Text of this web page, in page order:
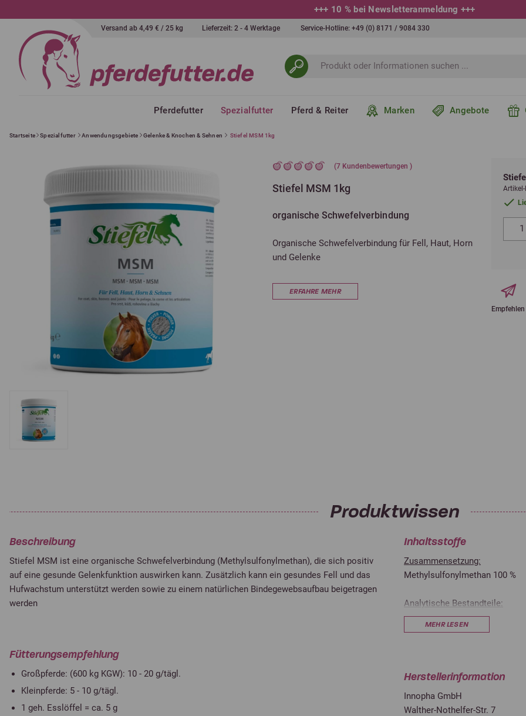
+++ 10 % bei Newsletteranmeldung +++
Versand ab 4,49 € / 25 kg Lieferzeit: 2 - 4 Werktage Service-Hotline: +49 (0) 8171 / 9084 330
Pferdefutter Spezialfutter Pferd & Reiter Marken Angebote
Startseite Spezialfutter Anwendungsgebiete Gelenke & Knochen & Sehnen Stiefel MSM 1kg
(7 Kundenbewertungen )
Stiefel MSM 1kg
organische Schwefelverbindung
Organische Schwefelverbindung für Fell, Haut, Horn
und Gelenke
ERFAHRE MEHR
Empfehlen
Produktwissen
Beschreibung
Stiefel MSM ist eine organische Schwefelverbindung (Methylsulfonylmethan), die sich positiv
auf eine gesunde Gelenkfunktion auswirken kann. Zusätzlich kann ein gesundes Fell und das
Hufwachstum unterstützt werden sowie zu einem natürlichen Bindegewebsaufbau beigetragen
werden
Fütterungsempfehlung
Großpferde: (600 kg KGW): 10 - 20 g/tägl.
Kleinpferde: 5 - 10 g/tägl.
1 geh. Esslöffel = ca. 5 g
Inhaltsstoffe
Zusammensetzung:
Methylsulfonylmethan 100 %
Analytische Bestandteile:
Schwefel
Stand 01/2025
MEHR LESEN
Herstellerinformation
Innopha GmbH
Walther-Nothelfer-Str. 7